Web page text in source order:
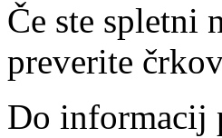
Če ste spletni
preverite
Do informacij